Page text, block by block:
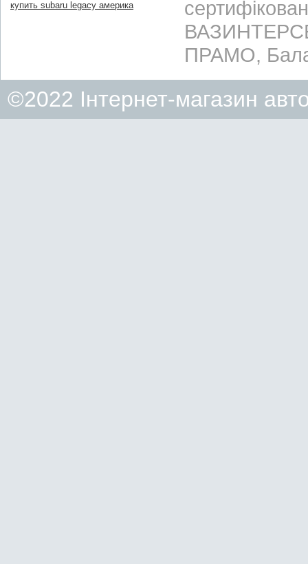
купить subaru legacy америка
ПРАМО,
©2022 Інтернет-магазин